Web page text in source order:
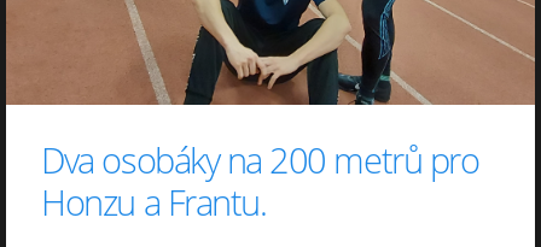
Dva osobáky na 200 metrů pro
Honzu a Frantu.